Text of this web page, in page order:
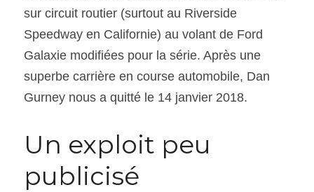
sur circuit routier (surtout au Riverside
Speedway en Californie) au volant de Ford
Galaxie modifiées pour la série. Après une
superbe carrière en course automobile, Dan
Gurney nous a quitté le 14 janvier 2018.
Un exploit peu
publicisé